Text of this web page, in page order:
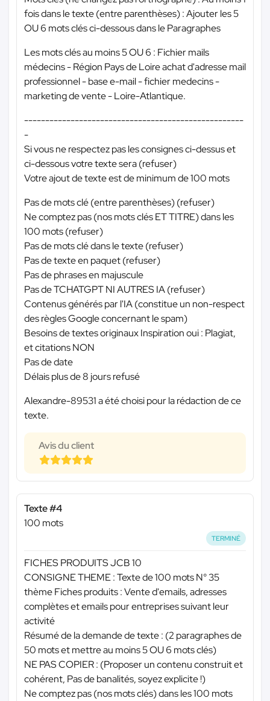
fois dans le texte (entre parenthèses) : Ajouter les 5
OU 6 mots clés ci-dessous dans le Paragraphes
Les mots clés au moins 5 OU 6 : Fichier mails
médecins - Région Pays de Loire achat d'adresse mail
professionnel - base e-mail - fichier medecins -
marketing de vente - Loire-Atlantique.
----------------------------------------------------
-
Si vous ne respectez pas les consignes ci-dessus et
ci-dessous votre texte sera (refuser)
Votre ajout de texte est de minimum de 100 mots
Pas de mots clé (entre parenthèses) (refuser)
Ne comptez pas (nos mots clés ET TITRE) dans les
100 mots (refuser)
Pas de mots clé dans le texte (refuser)
Pas de texte en paquet (refuser)
Pas de phrases en majuscule
Pas de TCHATGPT NI AUTRES IA (refuser)
Contenus générés par l'IA (constitue un non-respect
des règles Google concernant le spam)
Besoins de textes originaux Inspiration oui : Plagiat,
et citations NON
Pas de date
Délais plus de 8 jours refusé
Alexandre-89531 a été choisi pour la rédaction de ce
texte.
Avis du client
Texte #4
100 mots
TERMINÉ
FICHES PRODUITS JCB 10
CONSIGNE THEME : Texte de 100 mots N° 35
thème Fiches produits : Vente d'emails, adresses
complètes et emails pour entreprises suivant leur
activité
Résumé de la demande de texte : (2 paragraphes de
50 mots et mettre au moins 5 OU 6 mots clés)
NE PAS COPIER : (Proposer un contenu construit et
cohérent, Pas de banalités, soyez explicite !)
Ne comptez pas (nos mots clés) dans les 100 mots